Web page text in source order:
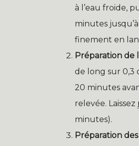
à l’eau froide,
minutes
finement en
Préparation de
de long sur 0,3
20 minutes
relevée. Laissez
minutes).
Préparation